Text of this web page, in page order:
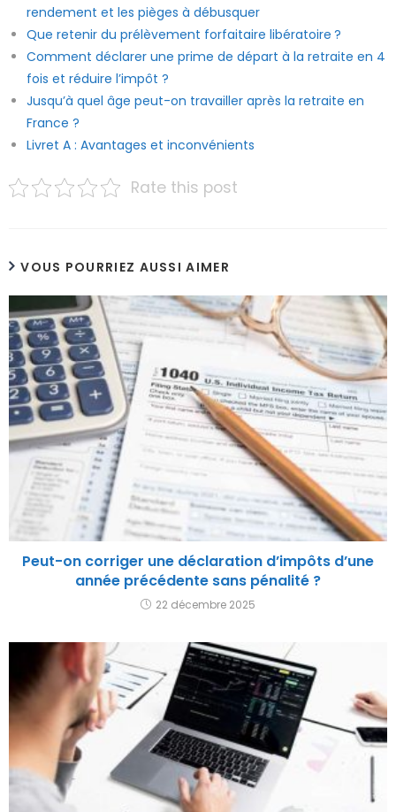
rendement et les pièges à débusquer
Que retenir du prélèvement forfaitaire libératoire ?
Comment déclarer une prime de départ à la retraite en 4
fois et réduire l’impôt ?
Jusqu’à quel âge peut-on travailler après la retraite en
France ?
Livret A : Avantages et inconvénients
Rate this post
VOUS POURRIEZ AUSSI AIMER
Peut-on corriger une déclaration d’impôts d’une
année précédente sans pénalité ?
22 décembre 2025